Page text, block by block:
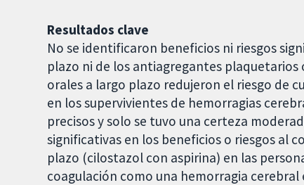
Resultados clave
No se identificaron beneficios ni riesgos
plazo ni de los antiagregantes
orales a largo plazo redujeron el riesgo de
en los supervivientes de hemorragias
precisos y solo se tuvo una certeza
significativas en los beneficios o riesgos al
plazo (cilostazol con aspirina) en las
coagulación como una hemorragia cerebral